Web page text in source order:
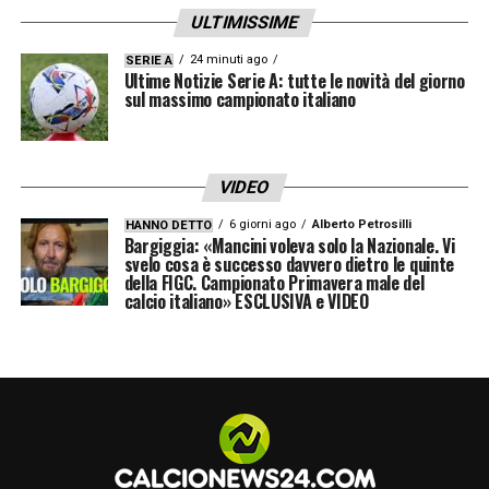
Dove vederla in streaming: Guarda Lazio-
Torino solo su DAZN. Attiva ora
Arbitro:Davide Ghersini di Genova
LA PLAYLIST DELLE NOSTRE TOP NEWS
ULTIMISSIME
SERIE A 24 minuti ago
Ultime Notizie Serie A: tutte le novità del giorno
sul massimo campionato italiano
VIDEO
HANNO DETTO 6 giorni ago Alberto Petrosilli
Bargiggia: «Mancini voleva solo la Nazionale. Vi
svelo cosa è successo davvero dietro le quinte
della FIGC. Campionato Primavera male del
calcio italiano» ESCLUSIVA e VIDEO